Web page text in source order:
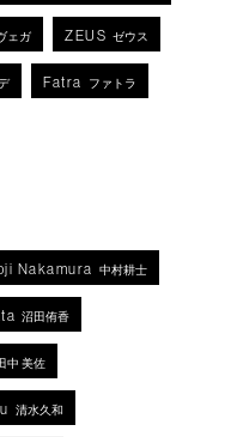
ェガ ZEUS ゼウス
Fatra ファトラ
Nakamura 中村耕士
沼田侑香
中 美佐
清水久和